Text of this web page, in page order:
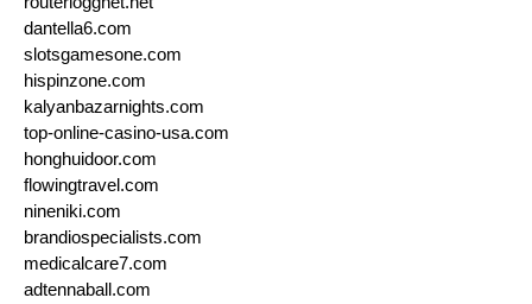
dantella6.com
slotsgamesone.com
hispinzone.com
kalyanbazarnights.com
top-online-casino-usa.com
honghuidoor.com
flowingtravel.com
nineniki.com
brandiospecialists.com
medicalcare7.com
adtennaball.com